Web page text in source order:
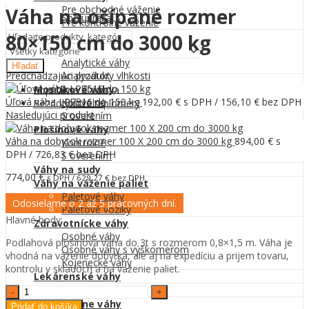
Spolupráca
Kontakt
Pre obchodné váženie
Pre kontrolné váženie
Laboratórne váhy
Predvažovacie váhy
Analytické váhy
Analyzátory vlhkosti
Mostíkové váhy
Kontrolné
S overením
Plošinové váhy
Kontrolné
S overením
Váhy na sudy
Váhy na váženie paliet
Paletové váhy
Paletové vozíky
Zdravotnícke váhy
Osobné váhy
Osobné váhy s výškomerom
Kojenecké váhy
Lekárenské váhy
Veterinárne váhy
0,00 €
Menu
Hľadať
Populárne hľadania
Bezdotykové teplomery
0
0,00 €
Váha na ošípané rozmer
80×150 cm do 3000 kg
Predchádzajúci produkt
Úľová váha LP7516 do 150 kg 192,00 € s DPH / 156,10 € bez DPH
Nasledujúci produkt
Váha na dobytok rozmer 100 X 200 cm do 3000 kg 894,00 € s
DPH / 726,83€bez DPH
774,00€ s DPH /629,27 € bez DPH
Odosielame o 2 až 5 pracovných dní.
Hlavné body:
Podlahová plošinová váha do 3t s rozmerom 0,8×1,5 m. Váha je
vhodná na váženie dobytka, ale aj na expedíciu a prijem tovaru,
kontrolu v skladoch a na váženie paliet.
Váha
na
Pridať do košíka